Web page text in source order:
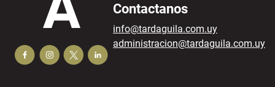
Contactanos
info@tardaguila.com.uy
administracion@tardaguila.com.uy